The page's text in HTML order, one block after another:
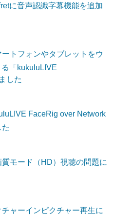
に音声認識字幕機能を追加
ートフォンやタブレットをウ
「kukuluLIVE
した
FaceRig over Network
質モード（HD）視聴の問題に
チャーインピクチャー再生に